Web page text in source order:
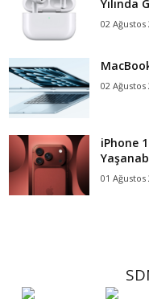
Yılında
02 Ağustos
02 Ağustos
iPhone
01 Ağustos